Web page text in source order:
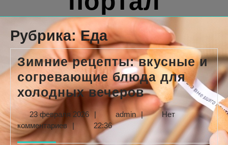
Рубрика:Еда
Зимние рецепты: вкусные и
согревающие блюда для
холодных вечеровЗимние
рецепты:
вкусные
и
23 февраля 202623
февраля
2026
| adminadmin
|
Нет
комментариев | 22:36